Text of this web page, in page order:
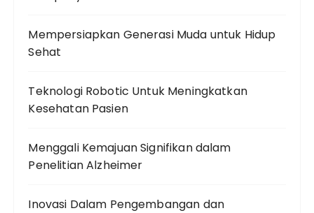
Mempersiapkan Generasi Muda untuk Hidup
Sehat
Teknologi Robotic Untuk Meningkatkan
Kesehatan Pasien
Menggali Kemajuan Signifikan dalam
Penelitian Alzheimer
Inovasi Dalam Pengembangan dan